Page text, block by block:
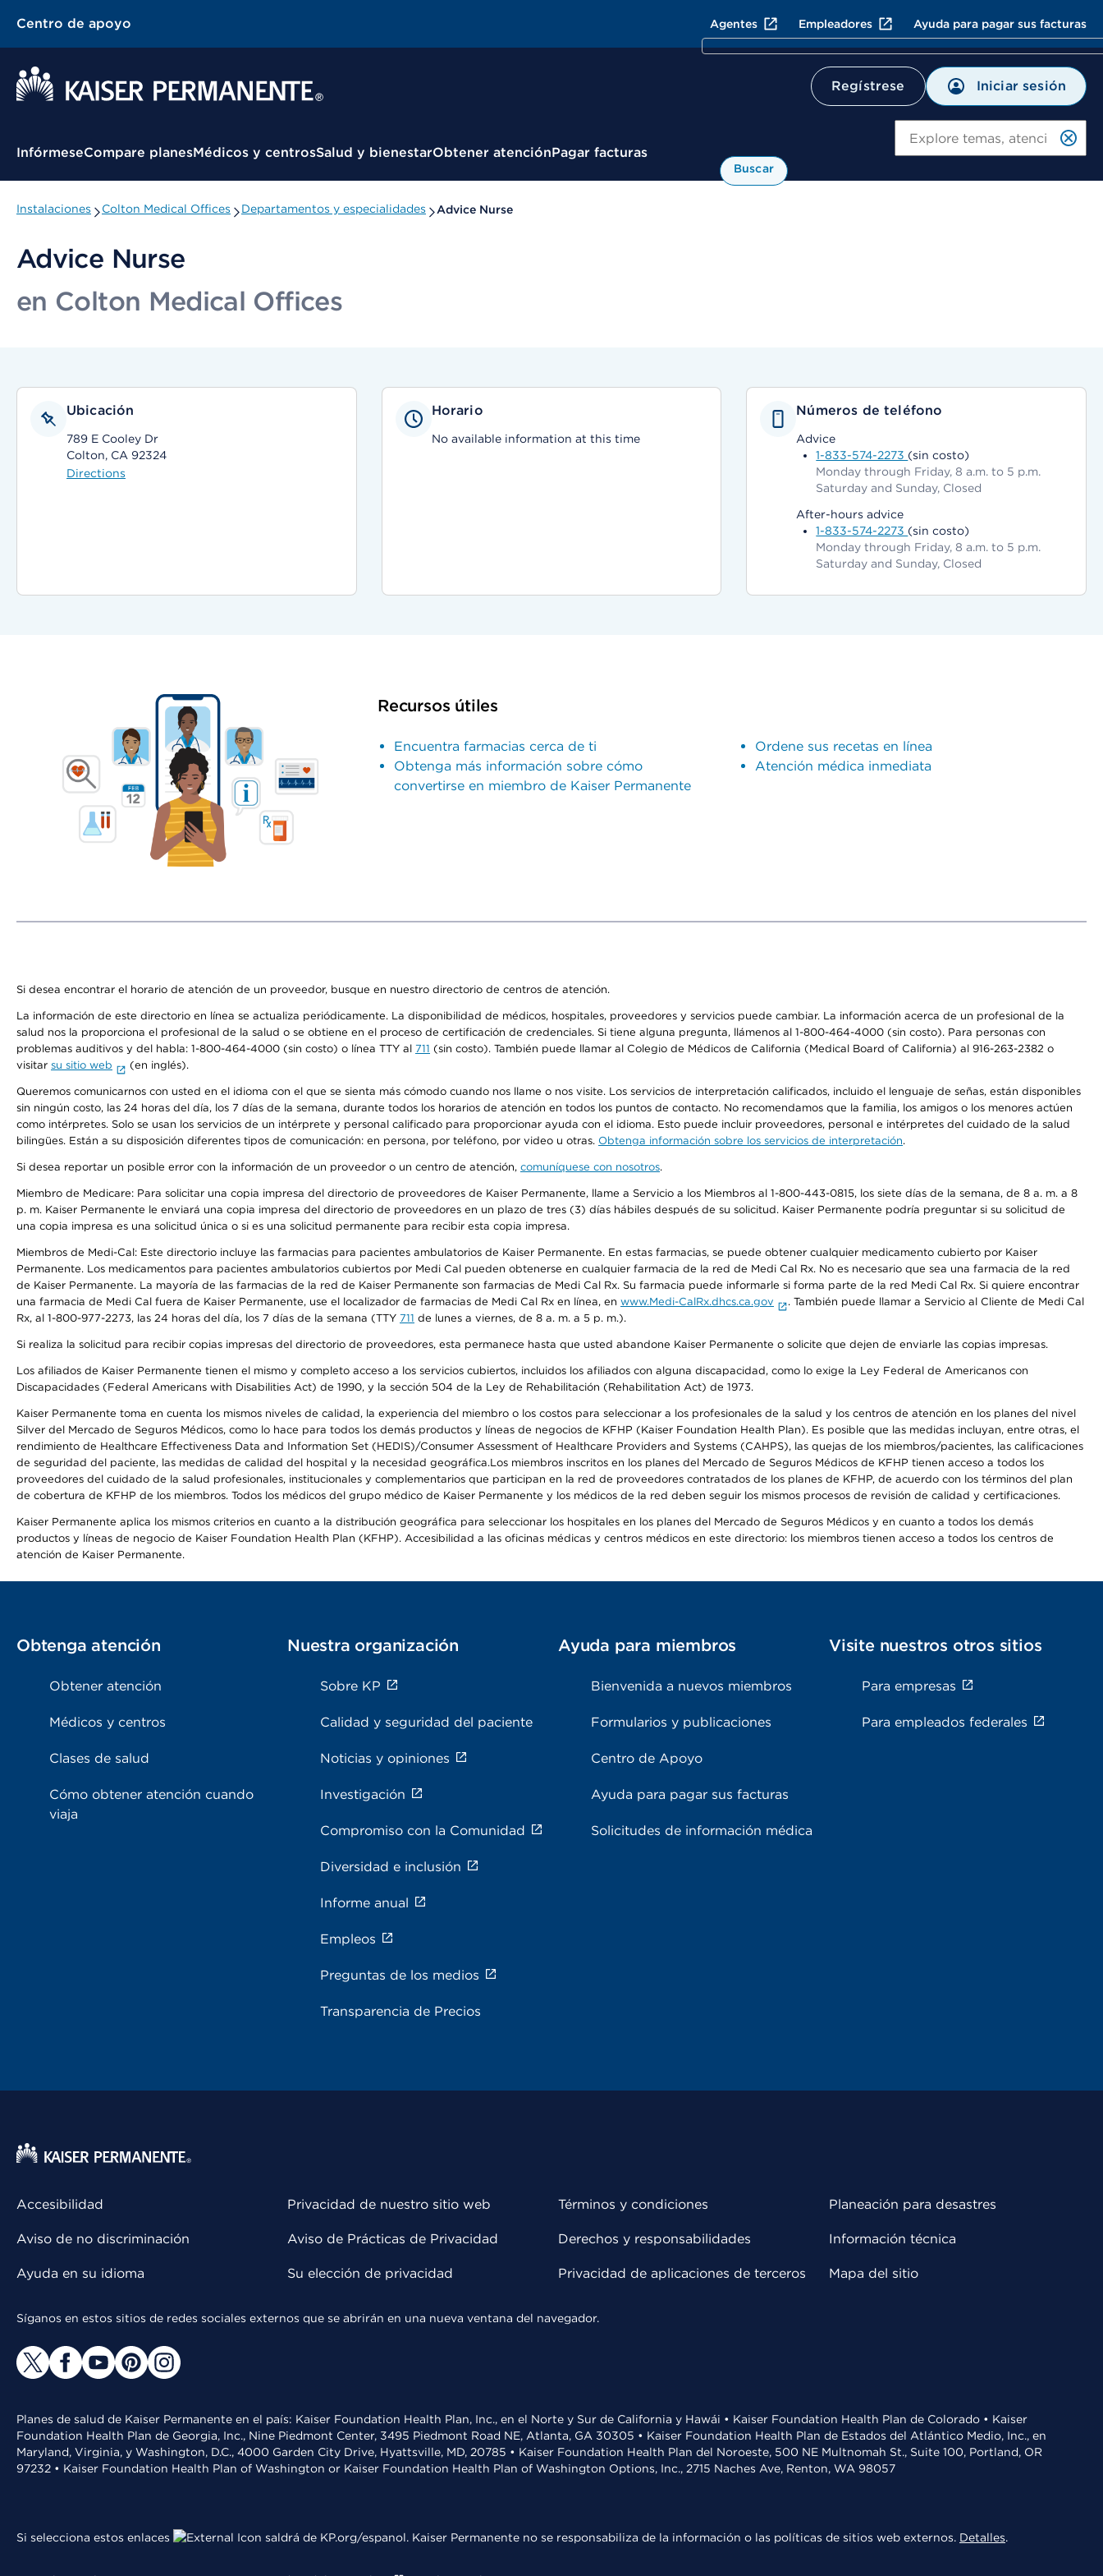
Centro de apoyo Agentes Empleadores Ayuda para pagar sus facturas
Regístrese Iniciar sesión
Menú contextual
InfórmeseCompare planesMédicos y centrosSalud y bienestarObtener atenciónPagar facturas
Buscar
Instalaciones Colton Medical Offices Departamentos y especialidades Advice Nurse
Advice Nurse
en Colton Medical Offices
Ubicación
789 E Cooley Dr
Colton, CA 92324
Directions
Horario
No available information at this time
Números de teléfono
Advice
1-833-574-2273 (sin costo)
Monday through Friday, 8 a.m. to 5 p.m.
Saturday and Sunday, Closed
After-hours advice
1-833-574-2273 (sin costo)
Monday through Friday, 8 a.m. to 5 p.m.
Saturday and Sunday, Closed
Recursos útiles
Encuentra farmacias cerca de ti
Obtenga más información sobre cómo
convertirse en miembro de Kaiser Permanente
Ordene sus recetas en línea
Atención médica inmediata
Si desea encontrar el horario de atención de un proveedor, busque en nuestro directorio de centros de atención.
La información de este directorio en línea se actualiza periódicamente. La disponibilidad de médicos, hospitales, proveedores y servicios puede cambiar. La información acerca de un profesional de la
salud nos la proporciona el profesional de la salud o se obtiene en el proceso de certificación de credenciales. Si tiene alguna pregunta, llámenos al 1-800-464-4000 (sin costo). Para personas con
problemas auditivos y del habla: 1-800-464-4000 (sin costo) o línea TTY al 711 (sin costo). También puede llamar al Colegio de Médicos de California (Medical Board of California) al 916-263-2382 o
visitar su sitio web (en inglés).
Queremos comunicarnos con usted en el idioma con el que se sienta más cómodo cuando nos llame o nos visite. Los servicios de interpretación calificados, incluido el lenguaje de señas, están disponibles
sin ningún costo, las 24 horas del día, los 7 días de la semana, durante todos los horarios de atención en todos los puntos de contacto. No recomendamos que la familia, los amigos o los menores actúen
como intérpretes. Solo se usan los servicios de un intérprete y personal calificado para proporcionar ayuda con el idioma. Esto puede incluir proveedores, personal e intérpretes del cuidado de la salud
bilingües. Están a su disposición diferentes tipos de comunicación: en persona, por teléfono, por video u otras. Obtenga información sobre los servicios de interpretación.
Si desea reportar un posible error con la información de un proveedor o un centro de atención, comuníquese con nosotros.
Miembro de Medicare: Para solicitar una copia impresa del directorio de proveedores de Kaiser Permanente, llame a Servicio a los Miembros al 1-800-443-0815, los siete días de la semana, de 8 a. m. a 8
p. m. Kaiser Permanente le enviará una copia impresa del directorio de proveedores en un plazo de tres (3) días hábiles después de su solicitud. Kaiser Permanente podría preguntar si su solicitud de
una copia impresa es una solicitud única o si es una solicitud permanente para recibir esta copia impresa.
Miembros de Medi-Cal: Este directorio incluye las farmacias para pacientes ambulatorios de Kaiser Permanente. En estas farmacias, se puede obtener cualquier medicamento cubierto por Kaiser
Permanente. Los medicamentos para pacientes ambulatorios cubiertos por Medi Cal pueden obtenerse en cualquier farmacia de la red de Medi Cal Rx. No es necesario que sea una farmacia de la red
de Kaiser Permanente. La mayoría de las farmacias de la red de Kaiser Permanente son farmacias de Medi Cal Rx. Su farmacia puede informarle si forma parte de la red Medi Cal Rx. Si quiere encontrar
una farmacia de Medi Cal fuera de Kaiser Permanente, use el localizador de farmacias de Medi Cal Rx en línea, en www.Medi-CalRx.dhcs.ca.gov
. También puede llamar a Servicio al Cliente de Medi Cal
Rx, al 1-800-977-2273, las 24 horas del día, los 7 días de la semana (TTY 711 de lunes a viernes, de 8 a. m. a 5 p. m.).
Si realiza la solicitud para recibir copias impresas del directorio de proveedores, esta permanece hasta que usted abandone Kaiser Permanente o solicite que dejen de enviarle las copias impresas.
Los afiliados de Kaiser Permanente tienen el mismo y completo acceso a los servicios cubiertos, incluidos los afiliados con alguna discapacidad, como lo exige la Ley Federal de Americanos con
Discapacidades (Federal Americans with Disabilities Act) de 1990, y la sección 504 de la Ley de Rehabilitación (Rehabilitation Act) de 1973.
Kaiser Permanente toma en cuenta los mismos niveles de calidad, la experiencia del miembro o los costos para seleccionar a los profesionales de la salud y los centros de atención en los planes del nivel
Silver del Mercado de Seguros Médicos, como lo hace para todos los demás productos y líneas de negocios de KFHP (Kaiser Foundation Health Plan). Es posible que las medidas incluyan, entre otras, el
rendimiento de Healthcare Effectiveness Data and Information Set (HEDIS)/Consumer Assessment of Healthcare Providers and Systems (CAHPS), las quejas de los miembros/pacientes, las calificaciones
de seguridad del paciente, las medidas de calidad del hospital y la necesidad geográfica.Los miembros inscritos en los planes del Mercado de Seguros Médicos de KFHP tienen acceso a todos los
proveedores del cuidado de la salud profesionales, institucionales y complementarios que participan en la red de proveedores contratados de los planes de KFHP, de acuerdo con los términos del plan
de cobertura de KFHP de los miembros. Todos los médicos del grupo médico de Kaiser Permanente y los médicos de la red deben seguir los mismos procesos de revisión de calidad y certificaciones.
Kaiser Permanente aplica los mismos criterios en cuanto a la distribución geográfica para seleccionar los hospitales en los planes del Mercado de Seguros Médicos y en cuanto a todos los demás
productos y líneas de negocio de Kaiser Foundation Health Plan (KFHP). Accesibilidad a las oficinas médicas y centros médicos en este directorio: los miembros tienen acceso a todos los centros de
atención de Kaiser Permanente.
Obtenga atención
Obtener atención
Médicos y centros
Clases de salud
Cómo obtener atención cuando
viaja
Nuestra organización
Sobre KP
Calidad y seguridad del paciente
Noticias y opiniones
Investigación
Compromiso con la Comunidad
Diversidad e inclusión
Informe anual
Empleos
Preguntas de los medios
Transparencia de Precios
Ayuda para miembros
Bienvenida a nuevos miembros
Formularios y publicaciones
Centro de Apoyo
Ayuda para pagar sus facturas
Solicitudes de información médica
Visite nuestros otros sitios
Para empresas
Para empleados federales
Accesibilidad
Aviso de no discriminación
Ayuda en su idioma
Privacidad de nuestro sitio web
Aviso de Prácticas de Privacidad
Su elección de privacidad
Términos y condiciones
Derechos y responsabilidades
Privacidad de aplicaciones de terceros
Planeación para desastres
Información técnica
Mapa del sitio
Síganos en estos sitios de redes sociales externos que se abrirán en una nueva ventana del navegador.
Planes de salud de Kaiser Permanente en el país: Kaiser Foundation Health Plan, Inc., en el Norte y Sur de California y Hawái • Kaiser Foundation Health Plan de Colorado • Kaiser
Foundation Health Plan de Georgia, Inc., Nine Piedmont Center, 3495 Piedmont Road NE, Atlanta, GA 30305 • Kaiser Foundation Health Plan de Estados del Atlántico Medio, Inc., en
Maryland, Virginia, y Washington, D.C., 4000 Garden City Drive, Hyattsville, MD, 20785 • Kaiser Foundation Health Plan del Noroeste, 500 NE Multnomah St., Suite 100, Portland, OR
97232 • Kaiser Foundation Health Plan of Washington or Kaiser Foundation Health Plan of Washington Options, Inc., 2715 Naches Ave, Renton, WA 98057
Si selecciona estos enlaces saldrá de KP.org/espanol. Kaiser Permanente no se responsabiliza de la información o las políticas de sitios web externos. Detalles.